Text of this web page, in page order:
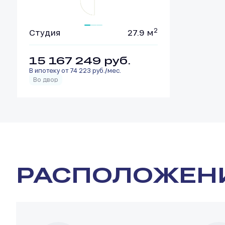
Студия 27.9 м 2
15 167 249 руб.
В ипотеку от 74 223 руб./мес.
Во двор